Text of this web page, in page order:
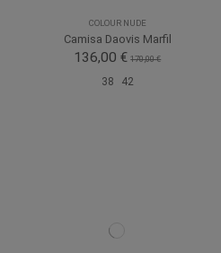
COLOUR NUDE
Camisa Daovis Marfil
136,00 € 170,00 €
38 42